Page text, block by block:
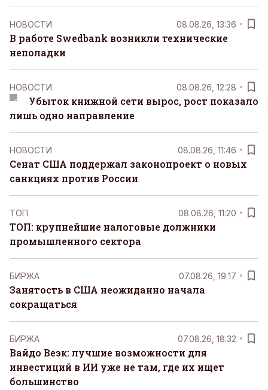
НОВОСТИ 08.08.26, 13:36
В работе Swedbank возникли технические
неполадки
НОВОСТИ 08.08.26, 12:28
Убыток книжной сети вырос, рост показало
лишь одно направление
НОВОСТИ 08.08.26, 11:46
Сенат США поддержал законопроект о новых
санкциях против России
ТОП 08.08.26, 11:20
ТОП: крупнейшие налоговые должники
промышленного сектора
БИРЖА 07.08.26, 19:17
Занятость в США неожиданно начала
сокращаться
БИРЖА 07.08.26, 18:32
Вайдо Веэк: лучшие возможности для
инвестиций в ИИ уже не там, где их ищет
большинство